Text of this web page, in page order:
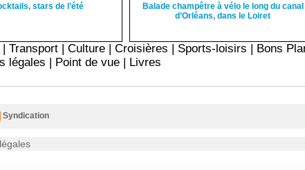
stars de l’été
Balade champêtre à vélo le long du canal
d’Orléans, dans le Loiret
|Transport |Culture |Croisières | Sports-loisirs | Bons
légales | Point de vue | Livres
Syndication